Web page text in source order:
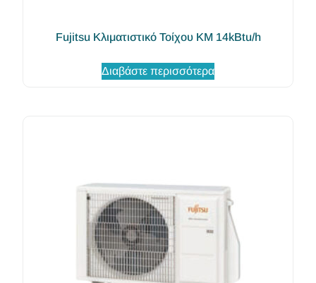
Fujitsu Κλιματιστικό Τοίχου KM 14kBtu/h
Διαβάστε περισσότερα